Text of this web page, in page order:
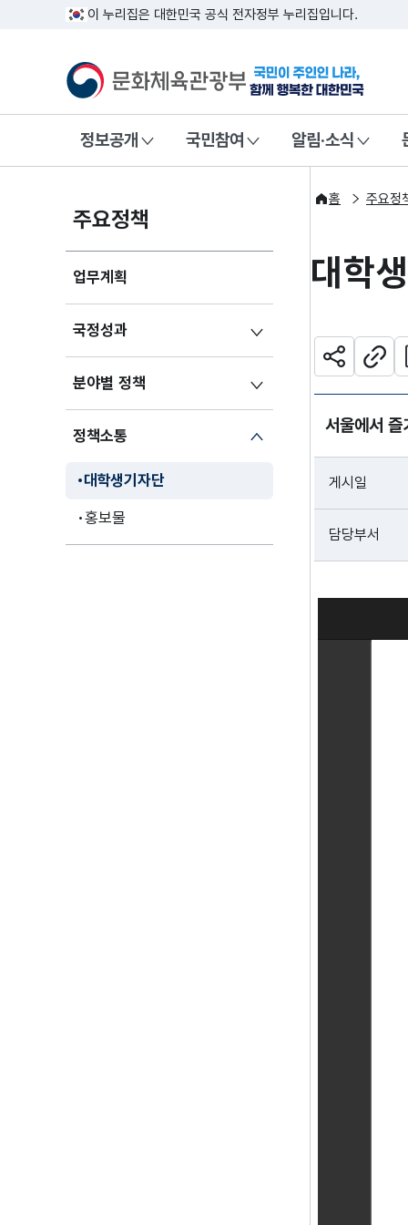
이 누리집은 대한민국 공식 전자정부 누리집입니다.
문화체육관광부국민이 주인
정보공개 국민참여 알림·소식
주요정책
업무계획
국정성과
분야별 정책
정책소통
대학생기자단
홍보물
홈 주요정
대학
공유하기주소
서울에서
게시일
담당부서